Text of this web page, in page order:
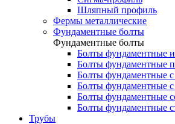
Шляпный профиль
Фермы металлические
Фундаментные болты
Фундаментные болты
Болты фундаментные
Болты фундаментные
Болты фундаментные
Болты фундаментные
Болты фундаментные
Болты фундаментные
Трубы